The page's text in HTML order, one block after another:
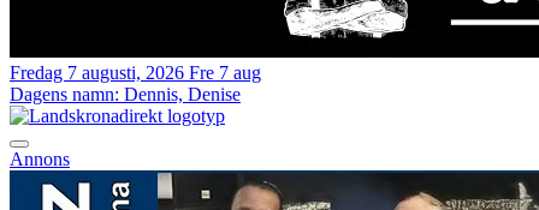
Fredag 7 augusti, 2026 Fre 7 aug
Dagens namn: Dennis, Denise
Annons